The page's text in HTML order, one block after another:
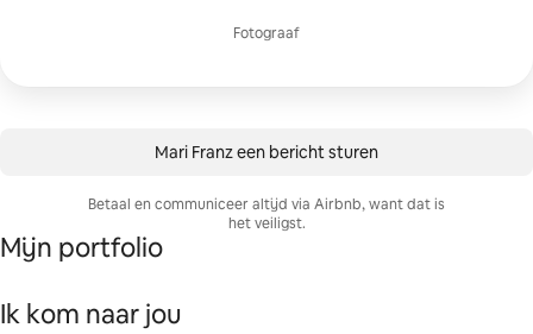
Fotograaf
Mari Franz een bericht sturen
Betaal en communiceer altijd via Airbnb, want dat is
het veiligst.
Mijn portfolio
Ik kom naar jou